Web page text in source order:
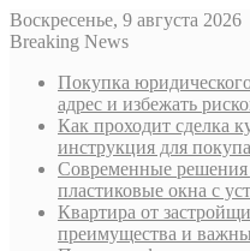
Воскресенье, 9 августа 2026
Breaking News
Покупка
адрес и избежать
Как проходит сделка
инструкция для
Современные решения
пластиковые окна с
Квартира от
преимущества и